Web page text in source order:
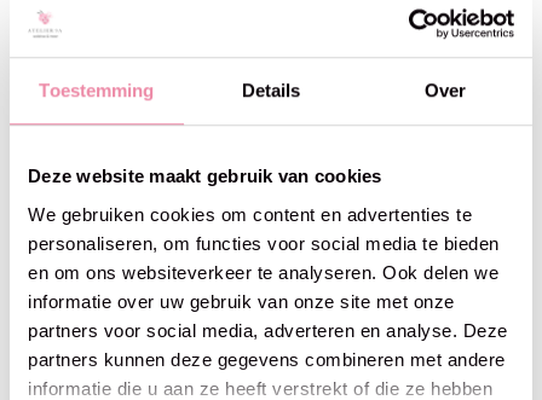
Toestemming Details Over
Deze website maakt gebruik van cookies
We gebruiken cookies om content en advertenties te
personaliseren, om functies voor social media te bieden
en om ons websiteverkeer te analyseren. Ook delen we
informatie over uw gebruik van onze site met onze
partners voor social media, adverteren en analyse. Deze
partners kunnen deze gegevens combineren met andere
informatie die u aan ze heeft verstrekt of die ze hebben
Puffy More Puffy More Plus